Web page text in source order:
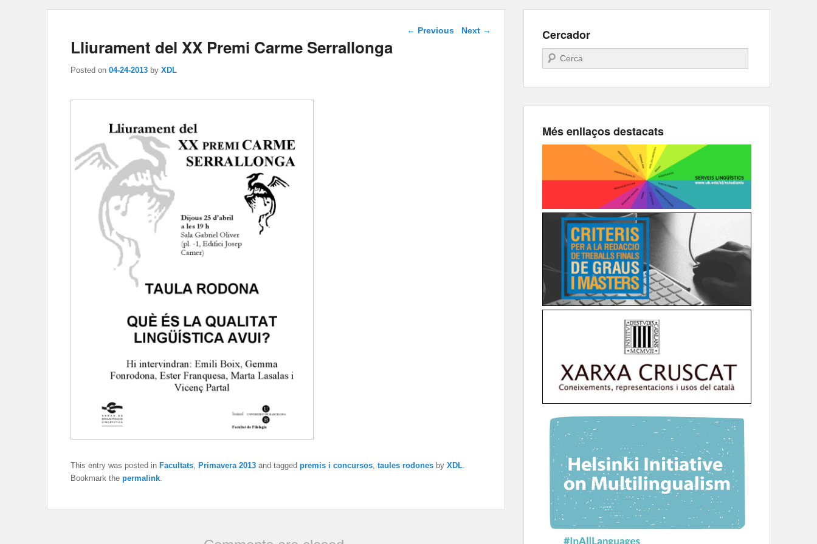
Post navigation
← Previous Next →
Lliurament del XX Premi Carme Serrallonga
Posted on 04-24-2013 by XDL
This entry was posted in Facultats, Primavera 2013 and tagged premis i concursos, taules rodones by XDL.
Bookmark the permalink.
Cercador
Search
Més enllaços destacats